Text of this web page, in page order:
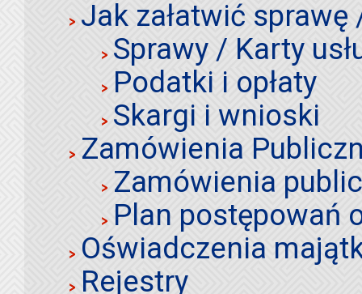
Jak załatwić sprawę
Sprawy / Karty
Podatki i opłaty
Skargi i wnioski
Zamówienia
Zamówienia
Plan postępowań
Oświadczenia
Rejestry